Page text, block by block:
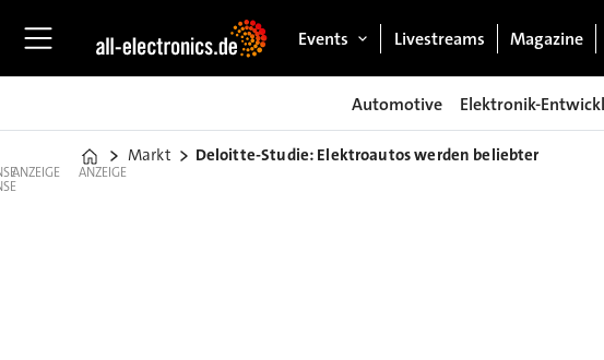
Events Livestreams Magazine
Automotive Elektronik-
Home
Markt Deloitte-Studie: Elektroautos werden beliebter
ANZEIGE ANZEIGE